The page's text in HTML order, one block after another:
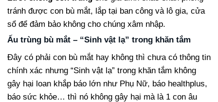
tránh được con bù mắt, lắp tại ban công và lô gia, cửa
sổ để đảm bảo không cho chúng xâm nhập.
Ấu trùng bù mắt – “Sinh vật lạ” trong khăn tắm
Đây có phải con bù mắt hay không thì chưa có thông tin
chính xác nhưng “Sinh vật lạ” trong khăn tắm không
gây hại loan khắp báo lớn như Phụ Nữ, báo healthplus,
báo sức khỏe… thì nó không gây hại mà là 1 con âu